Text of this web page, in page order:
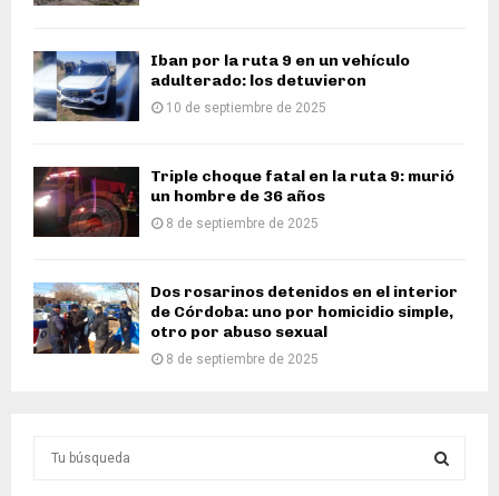
Iban por la ruta 9 en un vehículo
adulterado: los detuvieron
10 de septiembre de 2025
Triple choque fatal en la ruta 9: murió
un hombre de 36 años
8 de septiembre de 2025
Dos rosarinos detenidos en el interior
de Córdoba: uno por homicidio simple,
otro por abuso sexual
8 de septiembre de 2025